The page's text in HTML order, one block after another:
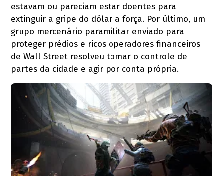
estavam ou pareciam estar doentes para
extinguir a gripe do dólar a força. Por último, um
grupo mercenário paramilitar enviado para
proteger prédios e ricos operadores financeiros
de Wall Street resolveu tomar o controle de
partes da cidade e agir por conta própria.